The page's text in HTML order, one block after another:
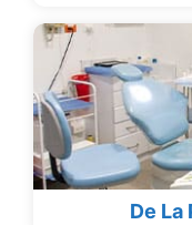
De La